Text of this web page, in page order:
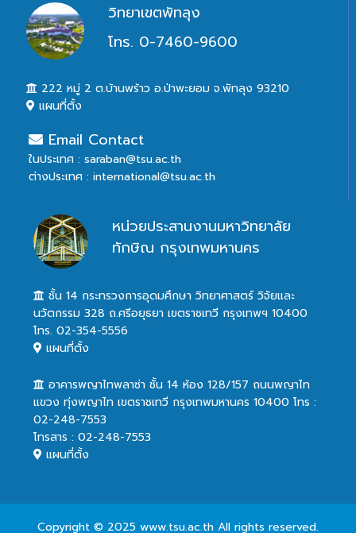
วิทยาเขตพัทลุง
โทร. 0-7460-9600
222 หมู่ 2 ต.บ้านพร้าว อ.ป่าพะยอม จ.พัทลุง 93210
แผนที่ตั้ง
Email Contact
ในประเทศ : saraban@tsu.ac.th
ต่างประเทศ : international@tsu.ac.th
หน่วยประสานงานมหาวิทยาลัย
ทักษิณ กรุงเทพมหานคร
ชั้น 14 กระทรวงการอุดมศึกษา วิทยาศาสตร์ วิจัยและ
นวัตกรรม 328 ถ.ศรีอยุธยา เขตราชเทวี กรุงเทพฯ 10400
โทร. 02-354-5556
แผนที่ตั้ง
อาคารพญาไทพลาซ่า ชั้น 14 ห้อง 128/157 ถนนพญาไท
แขวง ทุ่งพญาไท เขตราชเทวี กรุงเทพมหานคร 10400 โทร :
02-248-7553
โทรสาร : 02-248-7553
แผนที่ตั้ง
Copyright © 2025 www.tsu.ac.th All rights reserved.